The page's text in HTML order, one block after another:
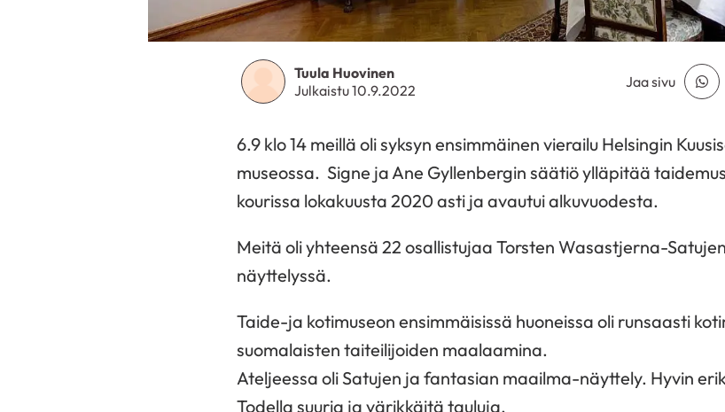
Tuula Huovinen
Julkaistu 10.9.2022
Jaa sivu
6.9 klo 14 meillä oli syksyn ensimmäinen vierailu Helsingin
museossa. Signe ja Ane Gyllenbergin säätiö ylläpitää
kourissa lokakuusta 2020 asti ja avautui alkuvuodesta.
Meitä oli yhteensä 22 osallistujaa Torsten Wasastjerna-
näyttelyssä.
Taide-ja kotimuseon ensimmäisissä huoneissa oli runsaasti
suomalaisten taiteilijoiden maalaamina.
Ateljeessa oli Satujen ja fantasian maailma-näyttely. Hyvin
Todella suuria ja värikkäitä tauluja.